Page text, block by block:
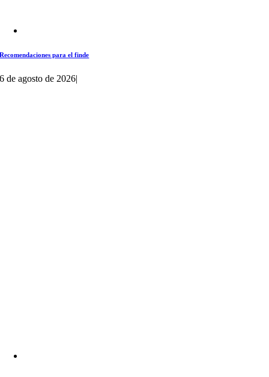
Recomendaciones para el finde
6 de agosto de 2026|